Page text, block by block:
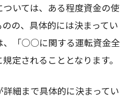
いては、ある程度資金の使
の、具体的には決まってい
、「○○に関する運転資金全
定されることとなります。
細まで具体的に決まってい